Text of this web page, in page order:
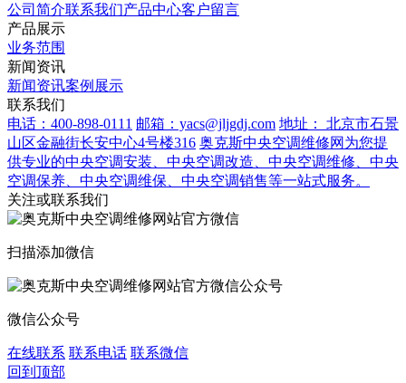
公司简介联系我们产品中心客户留言
产品展示
业务范围
新闻资讯
新闻资讯案例展示
联系我们
电话：400-898-0111 邮箱：yacs@jljgdj.com 地址： 北京市石景
山区金融街长安中心4号楼316 奥克斯中央空调维修网为您提
供专业的中央空调安装、中央空调改造、中央空调维修、中央
空调保养、中央空调维保、中央空调销售等一站式服务。
关注或联系我们
扫描添加微信
微信公众号
在线联系 联系电话 联系微信
回到顶部